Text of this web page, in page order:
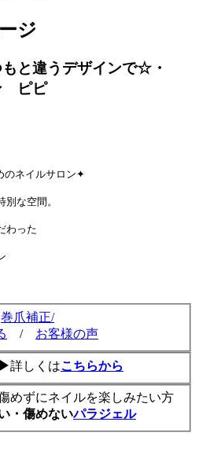
もと違うデザインで☆・
ピピ
のネイルサロン✦
な空間。
わった
巻爪補正/
/ お客様の声
詳しくはこちらから
めずにネイルを楽しみたい方
・傷めないパラジェル